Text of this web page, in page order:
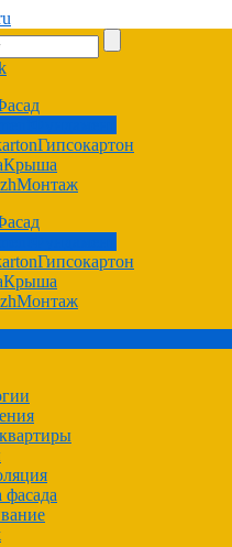
Гипсокартон
Крыша
Монтаж
Гипсокартон
Крыша
Монтаж
фасада